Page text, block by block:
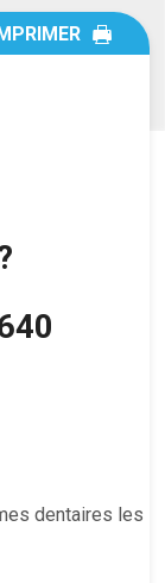
dentaires les